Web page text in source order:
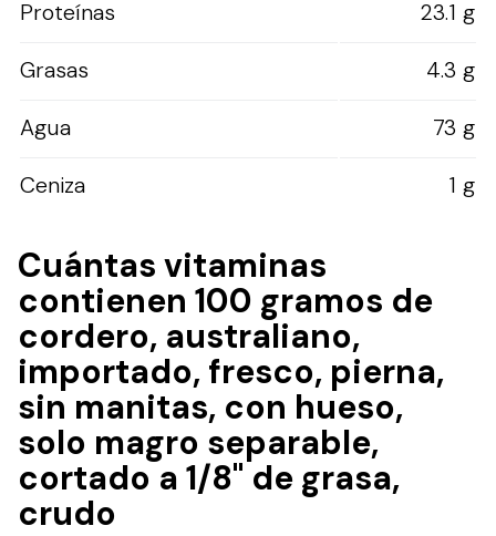
Proteínas
23.1 g
Grasas
4.3 g
Agua
73 g
Ceniza
1 g
Cuántas vitaminas
contienen 100 gramos de
cordero, australiano,
importado, fresco, pierna,
sin manitas, con hueso,
solo magro separable,
cortado a 1/8" de grasa,
crudo